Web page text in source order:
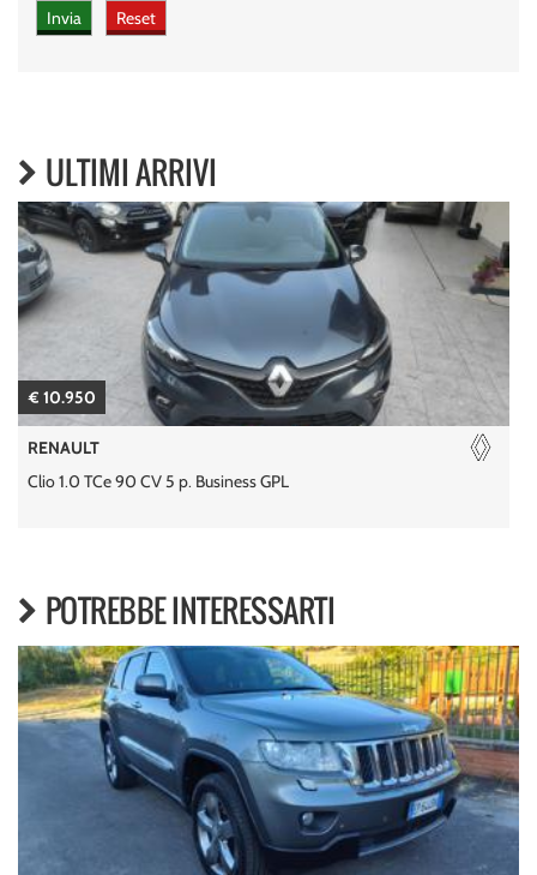
ULTIMI ARRIVI
€ 10.950
RENAULT
Clio 1.0 TCe 90 CV 5 p. Business GPL
POTREBBE INTERESSARTI